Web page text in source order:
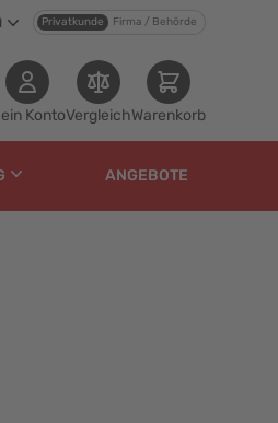
Privatkunde Firma / Behörde
KontoVergleichWarenkorb
ANGEBOTE